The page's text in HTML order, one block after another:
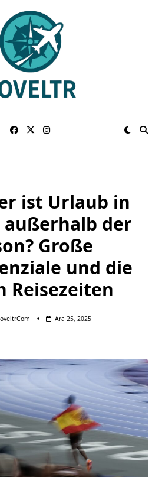
ist Urlaub in
außerhalb der
Große
und die
Reisezeiten
Ara 25, 2025